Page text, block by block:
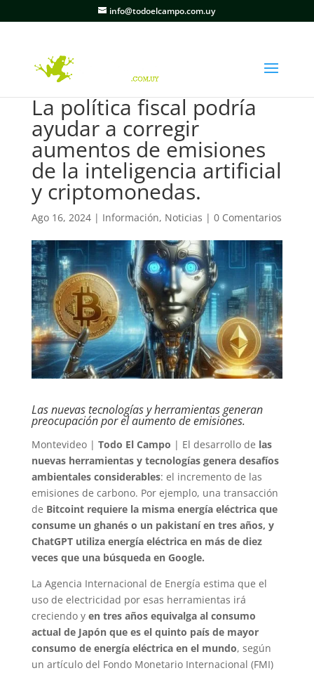
info@todoelcampo.com.uy
La política fiscal podría
ayudar a corregir
aumentos de emisiones
de la inteligencia artificial
y criptomonedas.
Ago 16, 2024| Información, Noticias | 0 Comentarios
Las nuevas tecnologías y herramientas generan
preocupación por el aumento de emisiones.
Montevideo | Todo El Campo | El desarrollo de las
nuevas herramientas y tecnologías genera desafíos
ambientales considerables: el incremento de las
emisiones de carbono. Por ejemplo, una transacción
de Bitcoint requiere la misma energía eléctrica que
consume un ghanés o un pakistaní en tres años, y
ChatGPT utiliza energía eléctrica en más de diez
veces que una búsqueda en Google.
La Agencia Internacional de Energía estima que el
uso de electricidad por esas herramientas irá
creciendo y en tres años equivalga al consumo
actual de Japón que es el quinto país de mayor
consumo de energía eléctrica en el mundo, según
un artículo del Fondo Monetario Internacional (FMI)